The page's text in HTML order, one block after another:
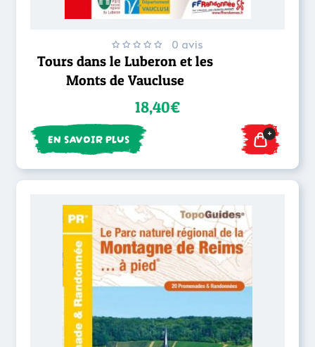
0 avis
Tours dans le Luberon et les
Monts de Vaucluse
18,40€
EN SAVOIR PLUS +